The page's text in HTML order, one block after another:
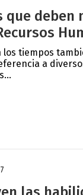
que deben
los tiempos
a